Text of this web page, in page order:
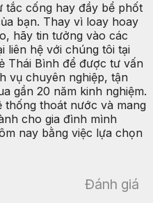
cống hay đầy bể phốt
bạn. Thay vì loay hoay
hãy tin tưởng vào các
liên hệ với chúng tôi tại
Thái Bình để được tư vấn
vụ chuyên nghiệp, tận
gần 20 năm kinh nghiệm.
thống thoát nước và mang
cho gia đình mình
nay bằng việc lựa chọn
Đánh giá